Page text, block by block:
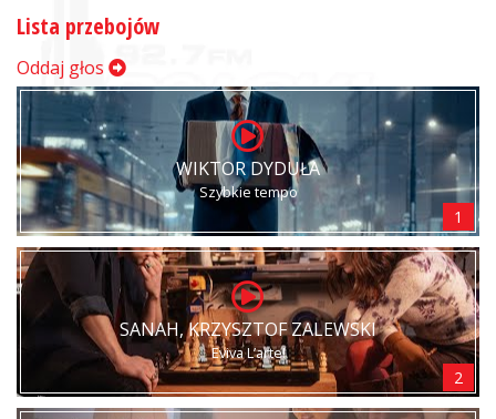
Lista przebojów
Oddaj głos
WIKTOR DYDUŁA
Szybkie tempo
1
SANAH, KRZYSZTOF ZALEWSKI
Eviva L’arte!
2